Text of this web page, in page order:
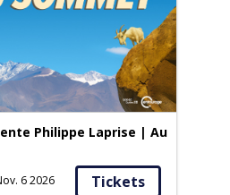
Philippe Laprise | Au
6 2026
Tickets